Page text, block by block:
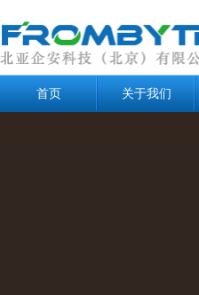
首页 关于我们